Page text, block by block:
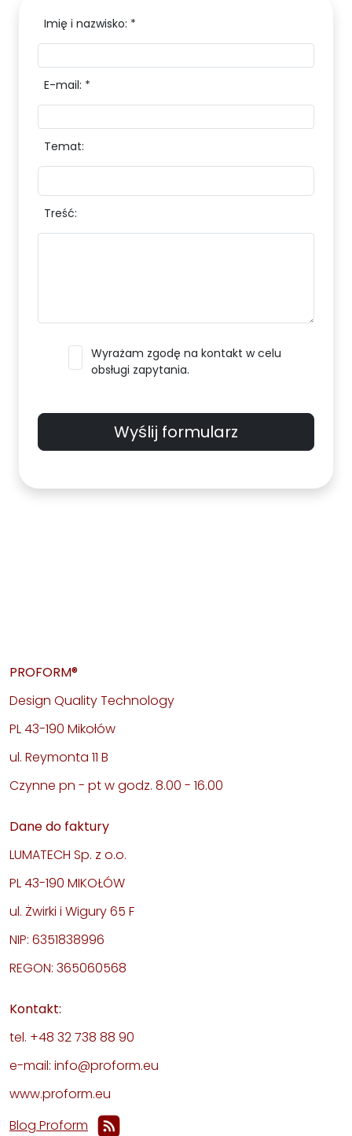
Imię i nazwisko: *
E-mail: *
Temat:
Treść:
Wyrażam zgodę na kontakt w celu
obsługi zapytania.
Wyślij formularz
PROFORM®
Design Quality Technology
PL 43-190 Mikołów
ul. Reymonta 11 B
Czynne pn - pt w godz. 8.00 - 16.00
Dane do faktury
LUMATECH Sp. z o.o.
PL 43-190 MIKOŁÓW
ul. Żwirki i Wigury 65 F
NIP: 6351838996
REGON: 365060568
Kontakt:
tel. +48 32 738 88 90
e-mail: info@proform.eu
www.proform.eu
Blog Proform